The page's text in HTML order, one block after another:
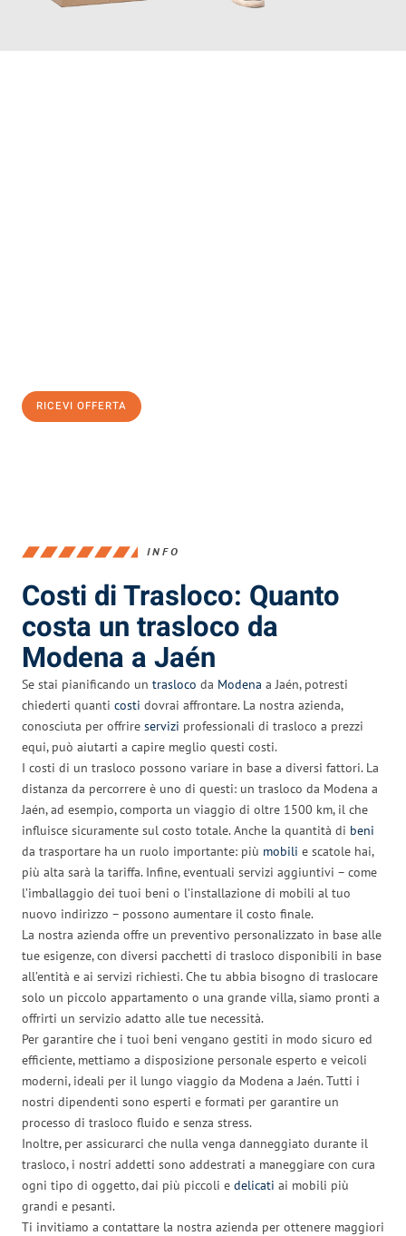
RICEVI OFFERTA
INFO
Costi di Trasloco: Quanto
costa un trasloco da
Modena a Jaén
Se stai pianificando un trasloco da Modena a Jaén, potresti
chiederti quanti costi dovrai affrontare. La nostra azienda,
conosciuta per offrire servizi professionali di trasloco a prezzi
equi, può aiutarti a capire meglio questi costi.
I costi di un trasloco possono variare in base a diversi fattori. La
distanza da percorrere è uno di questi: un trasloco da Modena a
Jaén, ad esempio, comporta un viaggio di oltre 1500 km, il che
influisce sicuramente sul costo totale. Anche la quantità di beni
da trasportare ha un ruolo importante: più mobili e scatole hai,
più alta sarà la tariffa. Infine, eventuali servizi aggiuntivi – come
l’imballaggio dei tuoi beni o l’installazione di mobili al tuo
nuovo indirizzo – possono aumentare il costo finale.
La nostra azienda offre un preventivo personalizzato in base alle
tue esigenze, con diversi pacchetti di trasloco disponibili in base
all’entità e ai servizi richiesti. Che tu abbia bisogno di traslocare
solo un piccolo appartamento o una grande villa, siamo pronti a
offrirti un servizio adatto alle tue necessità.
Per garantire che i tuoi beni vengano gestiti in modo sicuro ed
efficiente, mettiamo a disposizione personale esperto e veicoli
moderni, ideali per il lungo viaggio da Modena a Jaén. Tutti i
nostri dipendenti sono esperti e formati per garantire un
processo di trasloco fluido e senza stress.
Inoltre, per assicurarci che nulla venga danneggiato durante il
trasloco, i nostri addetti sono addestrati a maneggiare con cura
ogni tipo di oggetto, dai più piccoli e delicati ai mobili più
grandi e pesanti.
Ti invitiamo a contattare la nostra azienda per ottenere maggiori